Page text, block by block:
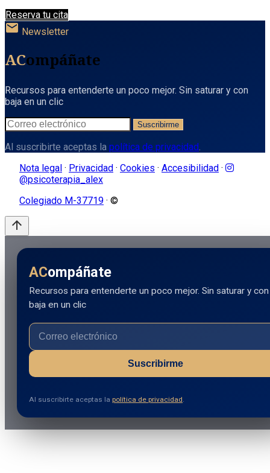
Reserva tu cita
mail Newsletter
ACompáñate
Recursos para entenderte un poco mejor. Sin saturar y con
baja en un clic
Suscribirme
Al suscribirte aceptas la política de privacidad.
Nota legal · Privacidad · Cookies · Accesibilidad ·
@psicoterapia_alex
Colegiado M-37719 · ©
arrow_upward
ACompáñate
Recursos para entenderte un poco mejor. Sin saturar y con
baja en un clic
Suscribirme
Al suscribirte aceptas la política de privacidad